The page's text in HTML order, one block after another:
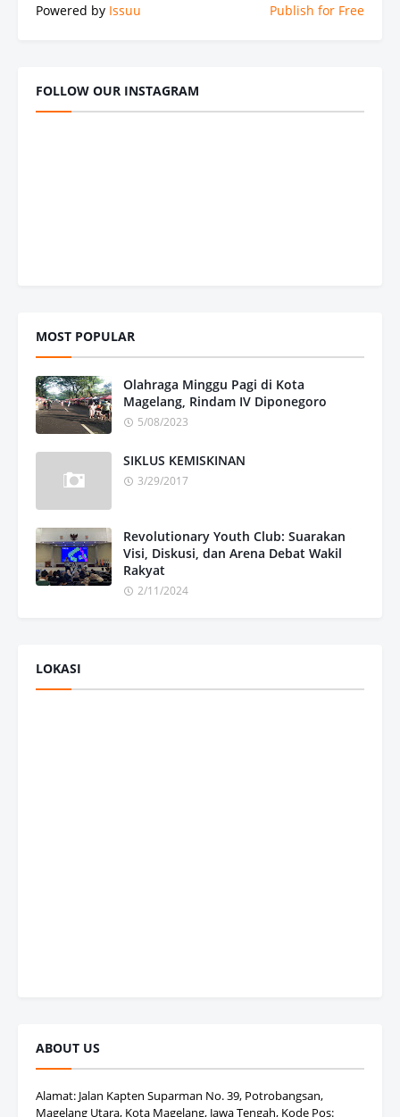
Powered by Issuu Publish for Free
FOLLOW OUR INSTAGRAM
MOST POPULAR
Olahraga Minggu Pagi di Kota
Magelang, Rindam IV Diponegoro
5/08/2023
SIKLUS KEMISKINAN
3/29/2017
Revolutionary Youth Club: Suarakan
Visi, Diskusi, dan Arena Debat Wakil
Rakyat
2/11/2024
LOKASI
ABOUT US
Alamat: Jalan Kapten Suparman No. 39, Potrobangsan,
Magelang Utara, Kota Magelang, Jawa Tengah, Kode Pos: